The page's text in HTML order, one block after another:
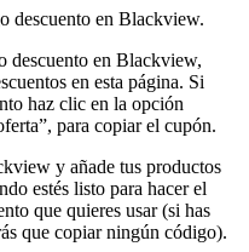
descuento en Blackview.
descuento en Blackview,
en esta página. Si
haz clic en la opción
para copiar el cupón.
y añade tus productos
estés listo para hacer el
que quieres usar (si has
que copiar ningún código).